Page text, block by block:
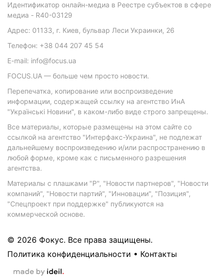
Идентификатор онлайн-медиа в Реестре субъектов в сфере
медиа - R40-03129
Адрес: 01133, г. Киев, бульвар Леси Украинки, 26
Телефон: +38 044 207 45 54
E-mail: info@focus.ua
FOCUS.UA — больше чем просто новости.
Перепечатка, копирование или воспроизведение
информации, содержащей ссылку на агентство ИнА
"Українські Новини", в каком-либо виде строго запрещены.
Все материалы, которые размещены на этом сайте со
ссылкой на агентство "Интерфакс-Украина", не подлежат
дальнейшему воспроизведению и/или распространению в
любой форме, кроме как с письменного разрешения
агентства.
Материалы с плашками "Р", "Новости партнеров", "Новости
компаний", "Новости партий", "Инновации", "Позиция",
"Спецпроект при поддержке" публикуются на
коммерческой основе.
© 2026 Фокус. Все права защищены.
Политика конфиденциальности • Контакты